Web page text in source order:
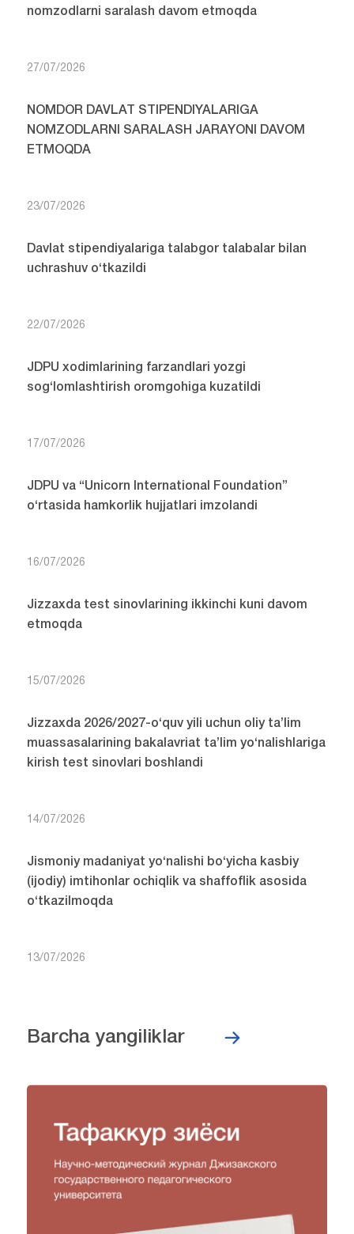
nomzodlarni saralash davom etmoqda
27/07/2026
NOMDOR DAVLAT STIPENDIYALARIGA
NOMZODLARNI SARALASH JARAYONI DAVOM
ETMOQDA
23/07/2026
Davlat stipendiyalariga talabgor talabalar bilan
uchrashuv o‘tkazildi
22/07/2026
JDPU xodimlarining farzandlari yozgi
sog‘lomlashtirish oromgohiga kuzatildi
17/07/2026
JDPU va “Unicorn International Foundation”
o‘rtasida hamkorlik hujjatlari imzolandi
16/07/2026
Jizzaxda test sinovlarining ikkinchi kuni davom
etmoqda
15/07/2026
Jizzaxda 2026/2027-o‘quv yili uchun oliy ta’lim
muassasalarining bakalavriat ta’lim yo‘nalishlariga
kirish test sinovlari boshlandi
14/07/2026
Jismoniy madaniyat yo‘nalishi bo‘yicha kasbiy
(ijodiy) imtihonlar ochiqlik va shaffoflik asosida
o‘tkazilmoqda
13/07/2026
Barcha yangiliklar